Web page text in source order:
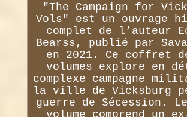
"The Campaign for
Vols" est un ouvrage
complet de l’auteur
Bearss, publié par
en 2021. Ce coffret
volumes explore en
complexe campagne
la ville de Vicksburg
guerre de Sécession.
volume comprend un